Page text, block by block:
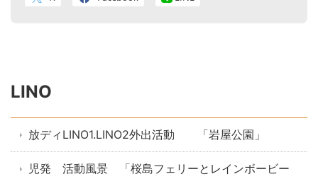
LINO
放ディLINO1.LINO2外出活動 「岩屋公園」
児発 活動風景 「桜島フェリーとレインボービー